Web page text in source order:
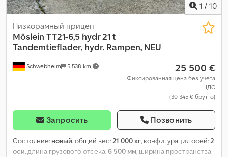
1 / 10
Schwebheim 5 538 km
Низкорамный прицеп
Möslein TT21-6,5 hydr 21 t
Tandemtieflader, hydr. Rampen, NEU
25 500 €
Фиксированная цена без учета
НДС
(30 345 € брутто)
Запросить Позвонить
Состояние: новый, общий вес:21 000 кг, конфигурация осей:2
оси, длина грузового отсека:6 500 мм, ширина пространства